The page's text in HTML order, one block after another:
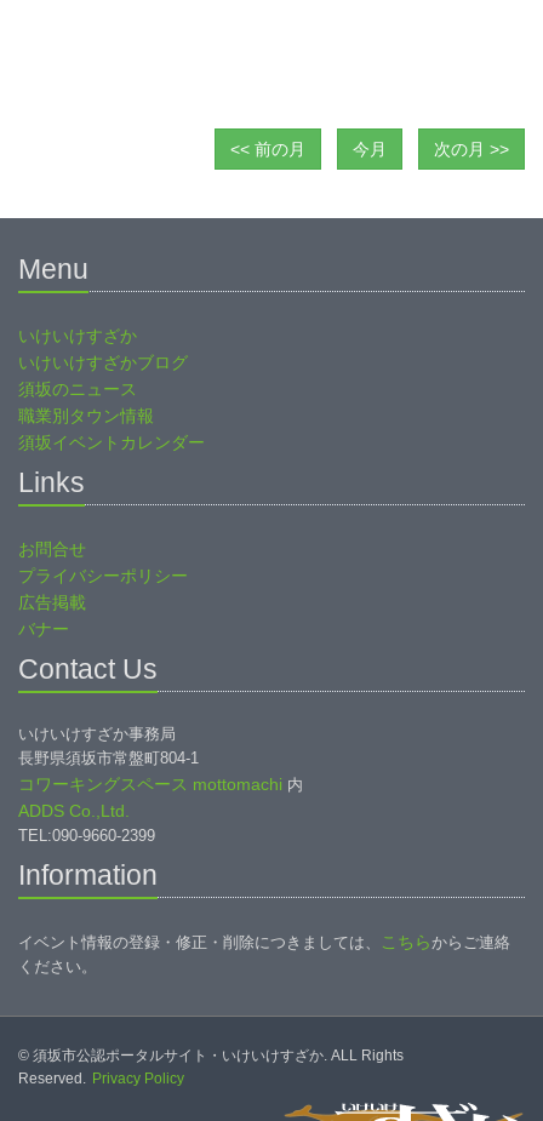
<< 前の月 今月 次の月 >>
Menu
いけいけすざか
いけいけすざかブログ
須坂のニュース
職業別タウン情報
須坂イベントカレンダー
Links
お問合せ
プライバシーポリシー
広告掲載
バナー
Contact Us
いけいけすざか事務局
長野県須坂市常盤町804-1
コワーキングスペース mottomachi 内
ADDS Co.,Ltd.
TEL:090-9660-2399
Information
イベント情報の登録・修正・削除につきましては、 こちらからご連絡
ください。
© 須坂市公認ポータルサイト・いけいけすざか. ALL Rights
Reserved. Privacy Policy